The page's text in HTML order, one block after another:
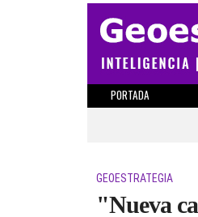
PORTADA
GEOESTRATEGIA
"Nueva